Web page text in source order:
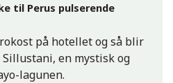
til Perus pulserende
på hotellet og så blir
en mystisk og
lagunen.